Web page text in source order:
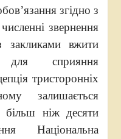
згідно з
звернення
закликами вжити
для сприяння
тристоронніх
залишається
більш ніж десяти
Національна